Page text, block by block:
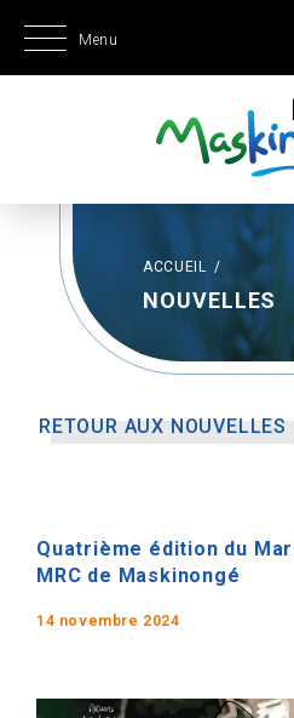
Menu
ACCUEIL /
NOUVELLES
RETOUR AUX NOUVELLES
Quatrième édition du
MRC de Maskinongé
14 novembre 2024